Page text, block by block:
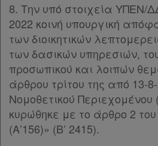
8. Την υπό στοιχεία ΥΠΕΝ/
2022 κοινή υπουργική
των διοικητικών
των δασικών υπηρεσιών,
προσωπικού και λοιπών
άρθρου τρίτου της από 13-
Νομοθετικού Περιεχομένου
κυρώθηκε με το άρθρο 2 του
(Α’156)» (Β’ 2415).